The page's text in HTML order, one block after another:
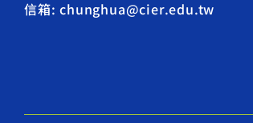
信箱: chunghua@cier.edu.tw